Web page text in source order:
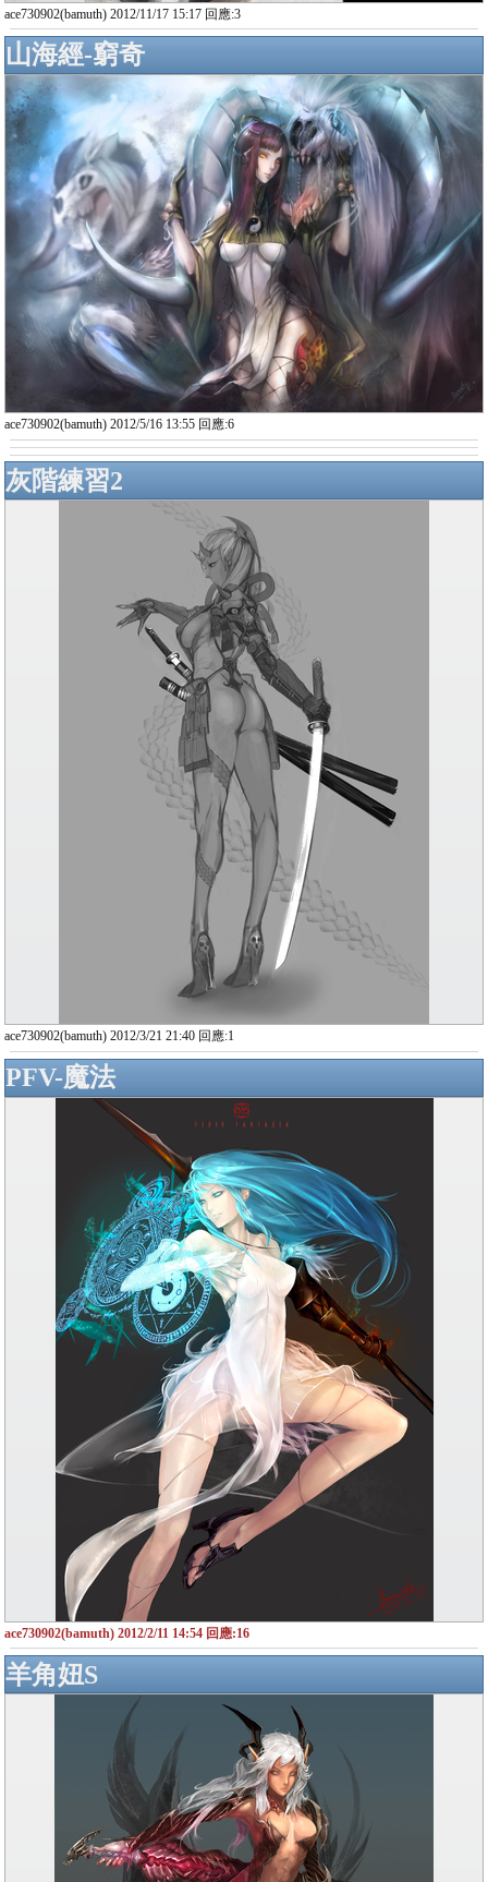
ace730902(bamuth) 2012/11/17 15:17 回應:3
山海經-窮奇
ace730902(bamuth) 2012/5/16 13:55 回應:6
灰階練習2
ace730902(bamuth) 2012/3/21 21:40 回應:1
PFV-魔法
ace730902(bamuth) 2012/2/11 14:54 回應:16
羊角妞S